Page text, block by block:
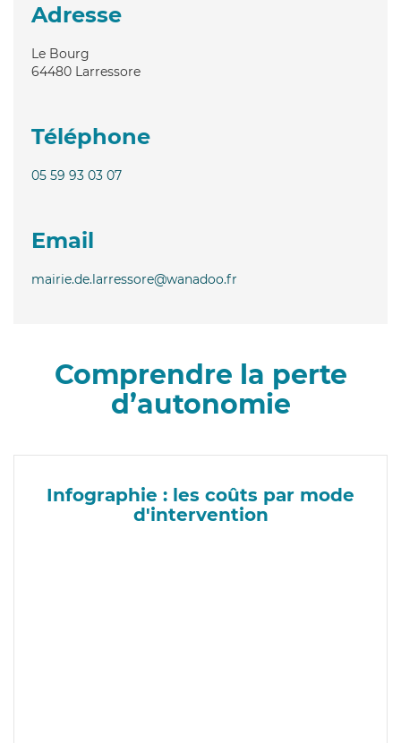
Adresse
Le Bourg
64480 Larressore
Téléphone
05 59 93 03 07
Email
mairie.de.larressore@wanadoo.fr
Comprendre la perte
d’autonomie
Infographie : les coûts par mode
d'intervention